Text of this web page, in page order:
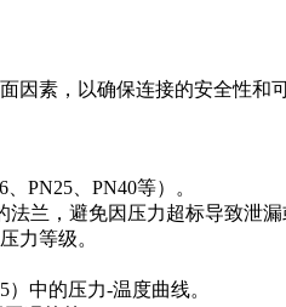
素，以确保连接的安全性和
PN25、PN40等）。
兰，避免因压力超标导致泄漏
力等级。
中的压力-温度曲线。